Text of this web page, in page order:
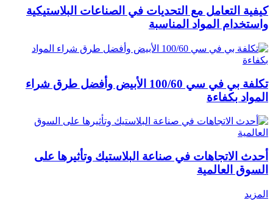
كيفية التعامل مع التحديات في الصناعات البلاستيكية
واستخدام المواد المناسبة
تكلفة بي في سي 100/60 الأبيض وأفضل طرق شراء
المواد بكفاءة
أحدث الاتجاهات في صناعة البلاستيك وتأثيرها على
السوق العالمية
المزيد